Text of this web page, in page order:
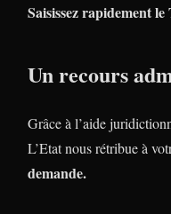
Saisissez rapidement
Un recours
Grâce à l’aide
L’Etat nous rétribue à
demande.